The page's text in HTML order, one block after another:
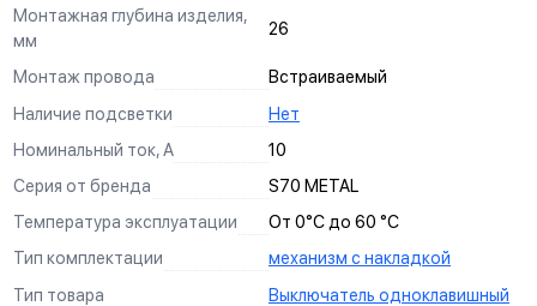
Монтажная глубина изделия,
мм
26
Монтаж провода
Встраиваемый
Наличие подсветки
Нет
Номинальный ток, А
10
Серия от бренда
S70 METAL
Температура эксплуатации
От 0°С до 60 °С
Тип комплектации
механизм с накладкой
Тип товара
Выключатель одноклавишный